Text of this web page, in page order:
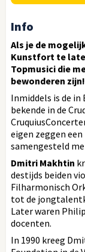
Info
Als je de
Kunstfort te
Topmusici die
bewonderen zijn!
Inmiddels is de
bekende in de
eigen zeggen
samengesteld
Dmitri Makhtin
destijds beiden
Filharmonisch
tot de
Later waren
docenten.
In 1990 kreeg